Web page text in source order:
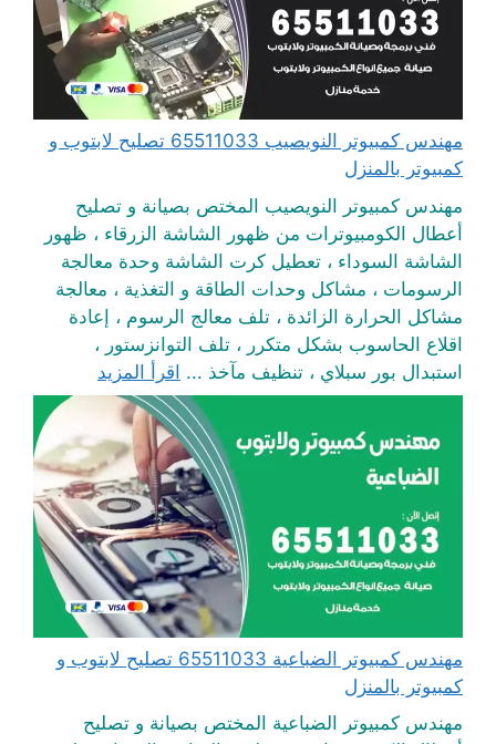
مهندس كمبيوتر النويصيب 65511033 تصليح لابتوب و
كمبيوتر بالمنزل
مهندس كمبيوتر النويصيب المختص بصيانة و تصليح
أعطال الكومبيوترات من ظهور الشاشة الزرقاء ، ظهور
الشاشة السوداء ، تعطيل كرت الشاشة وحدة معالجة
الرسومات ، مشاكل وحدات الطاقة و التغذية ، معالجة
مشاكل الحرارة الزائدة ، تلف معالج الرسوم ، إعادة
اقلاع الحاسوب بشكل متكرر ، تلف التوانزستور ،
استبدال بور سبلاي ، تنظيف مآخذ ... اقرأ المزيد
مهندس كمبيوتر الضباعية 65511033 تصليح لابتوب و
كمبيوتر بالمنزل
مهندس كمبيوتر الضباعية المختص بصيانة و تصليح